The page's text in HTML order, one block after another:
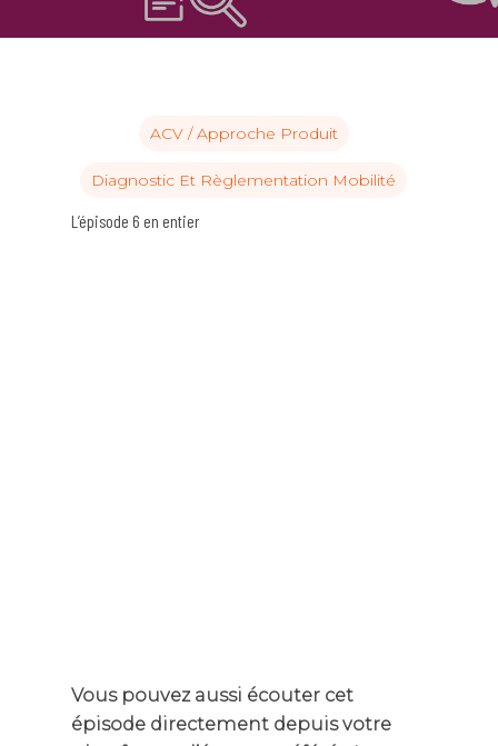
ACV / Approche Produit
Diagnostic Et Règlementation Mobilité
L’épisode 6 en entier
Vous pouvez aussi écouter cet
épisode directement depuis votre